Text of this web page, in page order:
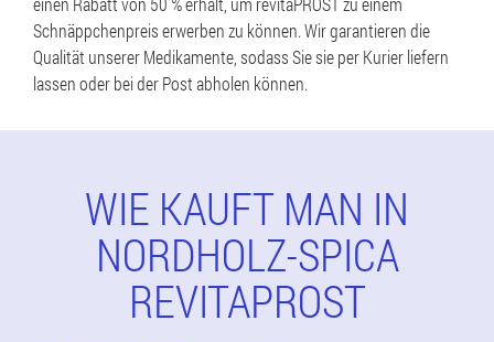
Schnäppchenpreis erwerben zu können. Wir garantieren die
Qualität unserer Medikamente, sodass Sie sie per Kurier liefern
lassen oder bei der Post abholen können.
WIE KAUFT MAN IN
NORDHOLZ-SPICA
REVITAPROST